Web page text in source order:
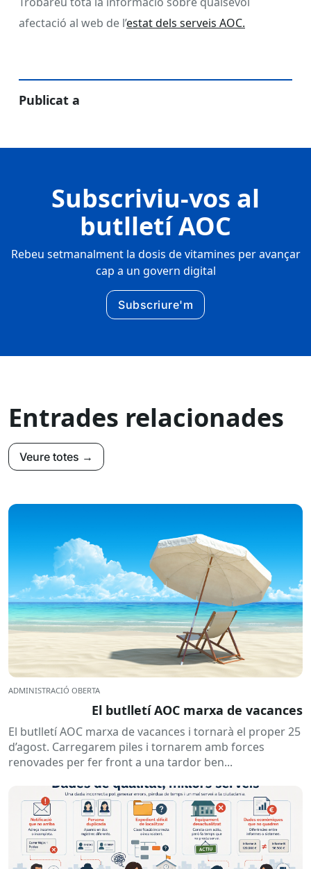
afectació al web de l’estat dels serveis AOC.
Publicat a
Subscriviu-vos al
butlletí AOC
Rebeu setmanalment la dosis de vitamines per avançar
cap a un govern digital
Subscriure'm
Entrades relacionades
Veure totes →
ADMINISTRACIÓ OBERTA
El butlletí AOC marxa de vacances
El butlletí AOC marxa de vacances i tornarà el proper 25
d’agost. Carregarem piles i tornarem amb forces
renovades per fer front a una tardor ben...